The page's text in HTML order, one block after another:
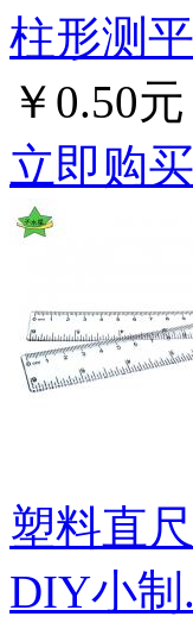
柱形测
￥0.50元
立即购买
塑料直
DIY小制